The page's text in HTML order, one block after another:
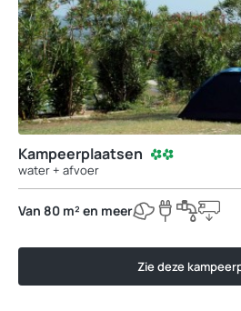
Kampeerplaatsen
water + afvoer
Van 80 m² en meer
Zie deze